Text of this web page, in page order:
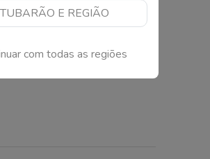
TUBARÃO E REGIÃO
com todas as regiões
tenham uma pausa,
casa; por isso, preparamos
em todos os CEIs